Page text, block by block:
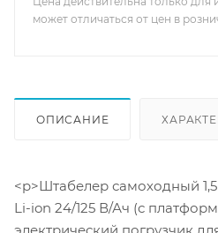
может отличаться от цен в
ОПИСАНИЕ
<p>Штабелер самоходный 1,5
Li-ion 24/125 В/Ач (с